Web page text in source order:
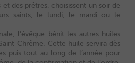
des prêtres, choisissent un soir de
saints, le lundi, le mardi ou le
l’évêque bénit les autres huiles
Chrême. Cette huile servira dès
puis tout au long de l’année pour